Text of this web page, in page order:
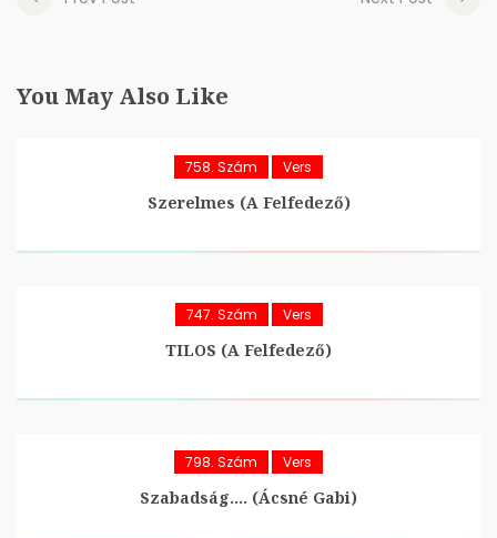
You May Also Like
758. Szám Vers
Szerelmes (A Felfedező)
747. Szám Vers
TILOS (A Felfedező)
798. Szám Vers
Szabadság…. (Ácsné Gabi)